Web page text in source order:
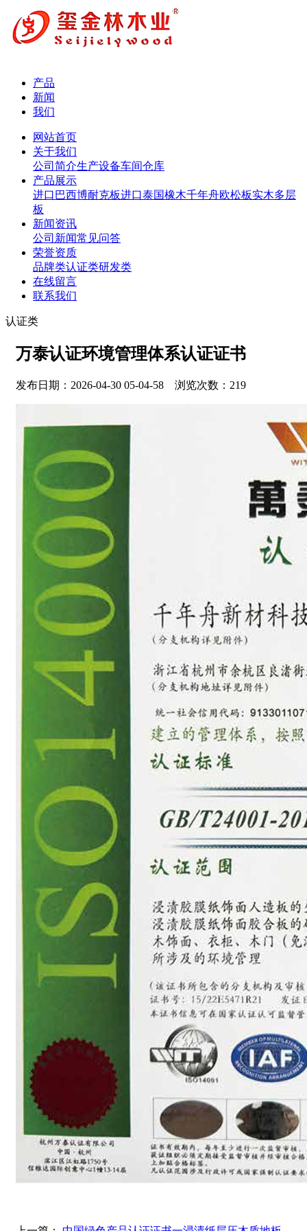
产品
新闻
我们
网站首页
关于我们
公司简介生产设备车间仓库
产品展示
进口巴西博耐克板进口泰国橡木千年舟欧松板实木多层
板
新闻资讯
公司新闻常见问答
荣誉资质
品牌类认证类研发类
在线留言
联系我们
认证类
万泰认证环境管理体系认证证书
发布日期：2026-04-30 05-04-58 浏览次数：219